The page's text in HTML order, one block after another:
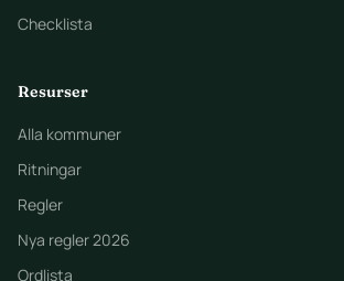
Checklista
Resurser
Alla kommuner
Ritningar
Regler
Nya regler 2026
Ordlista